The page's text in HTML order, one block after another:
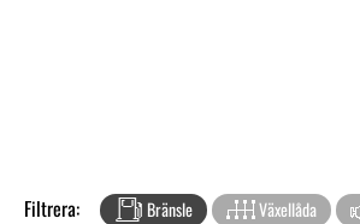
Filtrera: Bränsle Växellåda